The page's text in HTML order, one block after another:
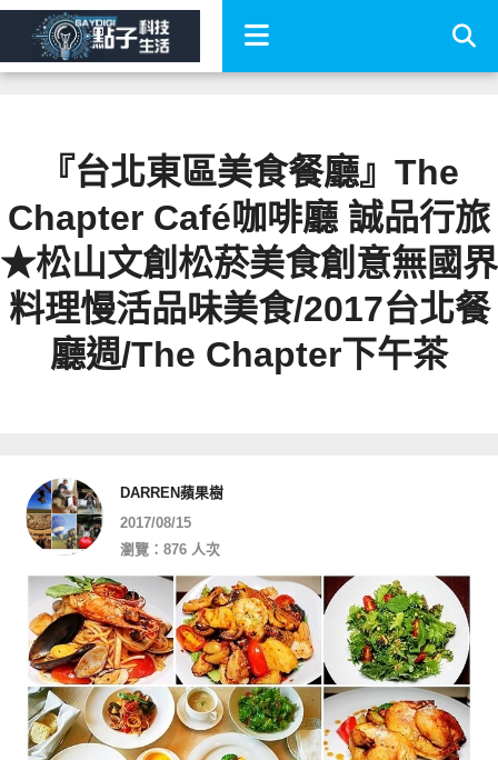
『台北東區美食餐廳』The
Chapter Café咖啡廳 誠品行旅
★松山文創松菸美食創意無國界
料理慢活品味美食/2017台北餐
廳週/The Chapter下午茶
DARREN蘋果樹
2017/08/15
瀏覽：876 人次